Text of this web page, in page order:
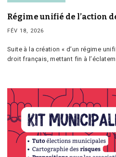
Régime unifié de l’action
FÉV 18, 2026
Suite à la création « d’un régime
droit français, mettant fin à